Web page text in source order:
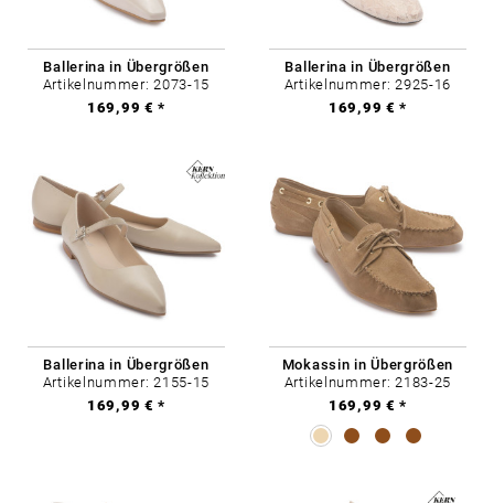
Ballerina in Übergrößen
Artikelnummer: 2073-15
169,99 € *
Ballerina in Übergrößen
Artikelnummer: 2925-16
169,99 € *
Ballerina in Übergrößen
Artikelnummer: 2155-15
169,99 € *
Mokassin in Übergrößen
Artikelnummer: 2183-25
169,99 € *